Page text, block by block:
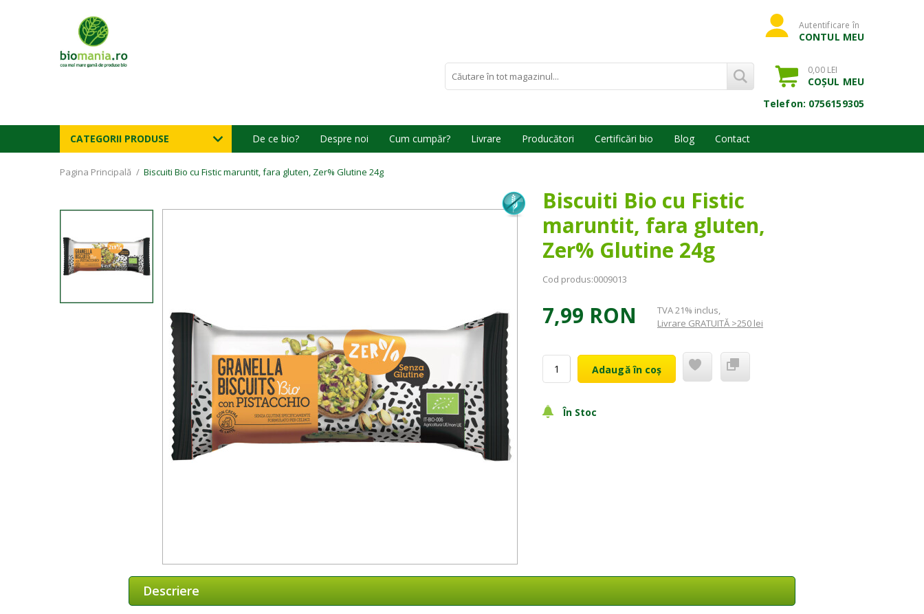
Autentificare în
CONTUL MEU
0,00 LEI
COȘUL MEU
Telefon: 0756159305
CATEGORII PRODUSE De ce bio? Despre noi Cum cumpăr? Livrare Producători Certificări bio Blog Contact
Pagina Principală / Biscuiti Bio cu Fistic maruntit, fara gluten, Zer% Glutine 24g
Biscuiti Bio cu Fistic
maruntit, fara gluten,
Zer% Glutine 24g
Cod produs:0009013
7,99 RON TVA 21% inclus,
Livrare GRATUITĂ >250 lei
Adaugă în coș
În Stoc
Descriere